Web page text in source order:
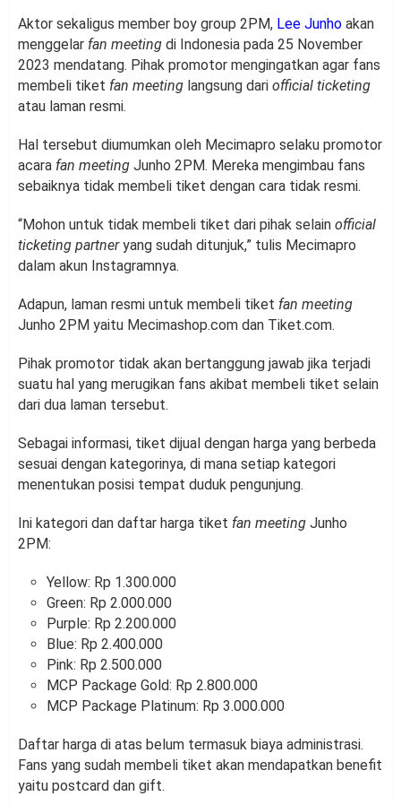
Aktor sekaligus member boy group 2PM, Lee Junho akan
menggelar fan meeting di Indonesia pada 25 November
2023 mendatang. Pihak promotor mengingatkan agar fans
membeli tiket fan meeting langsung dari official ticketing
atau laman resmi.
Hal tersebut diumumkan oleh Mecimapro selaku promotor
acara fan meeting Junho 2PM. Mereka mengimbau fans
sebaiknya tidak membeli tiket dengan cara tidak resmi.
“Mohon untuk tidak membeli tiket dari pihak selain official
ticketing partneryang sudah ditunjuk,” tulis Mecimapro
dalam akun Instagramnya.
Adapun, laman resmi untuk membeli tiket fan meeting
Junho 2PM yaitu Mecimashop.com dan Tiket.com.
Pihak promotor tidak akan bertanggung jawab jika terjadi
suatu hal yang merugikan fans akibat membeli tiket selain
dari dua laman tersebut.
Sebagai informasi, tiket dijual dengan harga yang berbeda
sesuai dengan kategorinya, di mana setiap kategori
menentukan posisi tempat duduk pengunjung.
Ini kategori dan daftar harga tiket fan meeting Junho
2PM:
Yellow: Rp 1.300.000
Green: Rp 2.000.000
Purple: Rp 2.200.000
Blue: Rp 2.400.000
Pink: Rp 2.500.000
MCP Package Gold: Rp 2.800.000
MCP Package Platinum: Rp 3.000.000
Daftar harga di atas belum termasuk biaya administrasi.
Fans yang sudah membeli tiket akan mendapatkan benefit
yaitu postcard dan gift.